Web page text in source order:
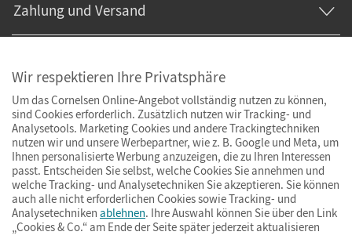
Zahlung und Versand
Wir respektieren Ihre Privatsphäre
Um das Cornelsen Online-Angebot vollständig nutzen zu können,
sind Cookies erforderlich. Zusätzlich nutzen wir Tracking- und
Analysetools. Marketing Cookies und andere Trackingtechniken
nutzen wir und unsere Werbepartner, wie z. B. Google und Meta, um
Ihnen personalisierte Werbung anzuzeigen, die zu Ihren Interessen
passt. Entscheiden Sie selbst, welche Cookies Sie annehmen und
welche Tracking- und Analysetechniken Sie akzeptieren. Sie können
auch alle nicht erforderlichen Cookies sowie Tracking- und
Analysetechniken ablehnen. Ihre Auswahl können Sie über den Link
„Cookies & Co.“ am Ende der Seite später jederzeit aktualisieren